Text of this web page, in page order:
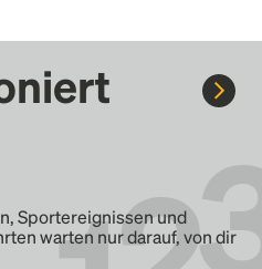
Sportereignissen und
warten nur darauf, von dir